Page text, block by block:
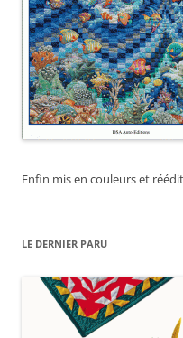
Enfin mis en couleurs et
LE DERNIER PARU